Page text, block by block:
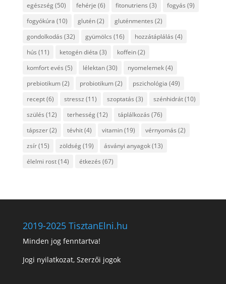
egészség(50) fehérje (6) fitonutriens (3) fogyás (9)
fogyókúra (10) glutén(2) gluténmentes (2)
gondolkodás (32) gyümölcs (16) hozzátáplálás (4)
hús (11) ketogén diéta (3) koffein(2)
komfort evés (5) lélektan(30) nyomelemek(4)
prebiotikum(2) probiotikum(2) pszichológia (49)
recept(6) stressz (11) szoptatás (3) szénhidrát(10)
szülés (12) terhesség(12) táplálkozás (76)
tápszer(2) tévhit(4) vitamin(19) vérnyomás (2)
zsír(15) zöldség(19) ásványi anyagok(13)
élelmi rost(14) étkezés (67)
2019-2025 TisztanElni.hu
Minden jog fenntartva!
Jogi nyilatkozat, Szerzői jogok